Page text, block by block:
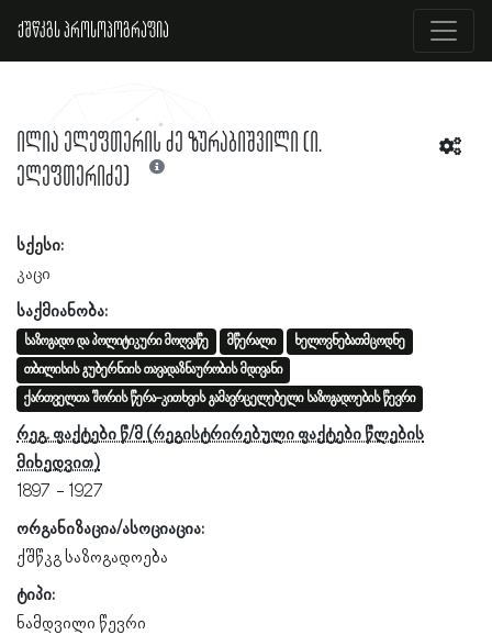
ქშწკგს პროსოპოგრაფია
ილია ელეფთერის ძე ზურაბიშვილი (ი.
ელეფთერიძე)
სქესი:
კაცი
საქმიანობა:
საზოგადო და პოლიტიკური მოღვაწე მწერალი
ხელოვნებათმცოდნე
თბილისის გუბერნიის თავადაზნაურობის მდივანი
ქართველთა შორის წერა-კითხვის გამავრცელებელი საზოგადოების წევრი
რეგ. ფაქტები წ/მ
1897
1927
ორგანიზაცია/ასოციაცია:
ქშწკგ საზოგადოება
ტიპი:
ნამდვილი წევრი